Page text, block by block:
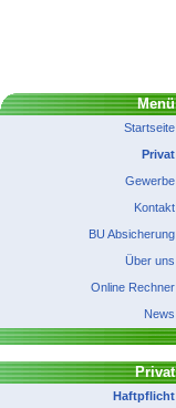
Menü
Startseite
Privat
Gewerbe
Kontakt
BU Absicherung
Über uns
Online Rechner
News
Privat
Haftpflicht